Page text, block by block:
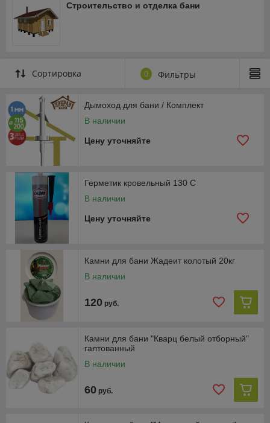
Строительство и отделка бани
Сортировка 0 Фильтры
Дымоход для бани / Комплект
В наличии
Цену уточняйте
Герметик кровельный 130 С
В наличии
Цену уточняйте
Камни для бани Жадеит колотый 20кг
В наличии
120 руб.
Камни для бани "Кварц белый отборный"
галтованный
В наличии
60 руб.